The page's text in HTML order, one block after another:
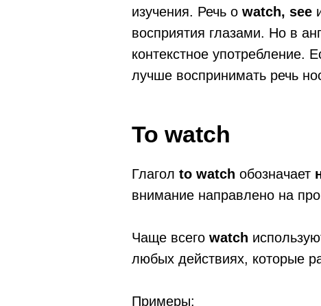
изучения. Речь о watch, see
восприятия глазами. Но в
контекстное употребление.
лучше воспринимать речь
To watch
Глагол to watch обозначает
внимание направлено на
Чаще всего watch
любых действиях, которые
Примеры: